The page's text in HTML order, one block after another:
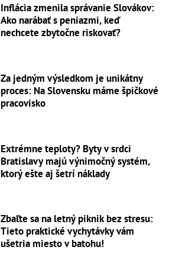
Inflácia zmenila správanie Slovákov:
Ako narábať s peniazmi, keď
nechcete zbytočne riskovať?
Za jedným výsledkom je unikátny
proces: Na Slovensku máme špičkové
pracovisko
Extrémne teploty? Byty v srdci
Bratislavy majú výnimočný systém,
ktorý ešte aj šetrí náklady
Zbaľte sa na letný piknik bez stresu:
Tieto praktické vychytávky vám
ušetria miesto v batohu!